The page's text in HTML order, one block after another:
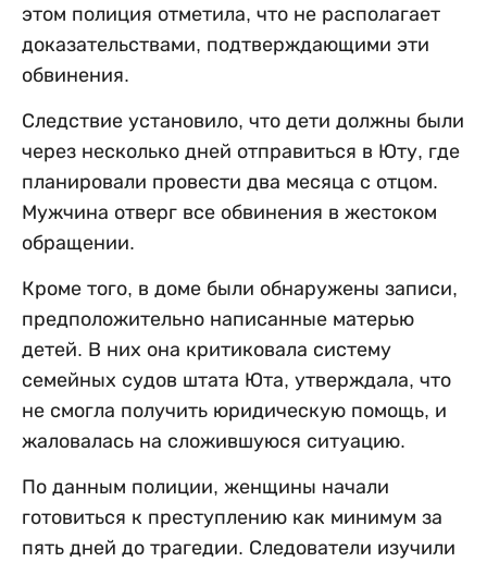
этом полиция отметила, что не располагает
доказательствами, подтверждающими эти
обвинения.
Следствие установило, что дети должны были
через несколько дней отправиться в Юту, где
планировали провести два месяца с отцом.
Мужчина отверг все обвинения в жестоком
обращении.
Кроме того, в доме были обнаружены записи,
предположительно написанные матерью
детей. В них она критиковала систему
семейных судов штата Юта, утверждала, что
не смогла получить юридическую помощь, и
жаловалась на сложившуюся ситуацию.
По данным полиции, женщины начали
готовиться к преступлению как минимум за
пять дней до трагедии. Следователи изучили